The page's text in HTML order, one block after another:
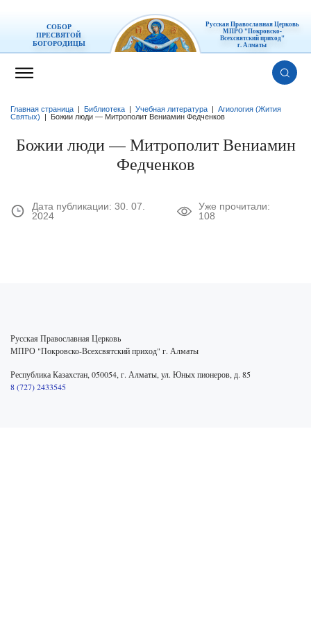
СОБОР
ПРЕСВЯТОЙ
БОГОРОДИЦЫ
Русская Православная Церковь
МПРО "Покровско-
Всехсвятский приход"
г. Алматы
Главная страница Библиотека Учебная литература
Агиология (Жития
Святых)
Божии люди — Митрополит Вениамин Федченков
Божии люди — Митрополит Вениамин
Федченков
Дата публикации:30. 07.
2024
Уже прочитали:
108
Русская Православная Церковь
МПРО "Покровско-Всехсвятский приход" г. Алматы
Республика Казахстан, 050054, г. Алматы, ул. Юных пионеров, д. 85
8 (727) 2433545